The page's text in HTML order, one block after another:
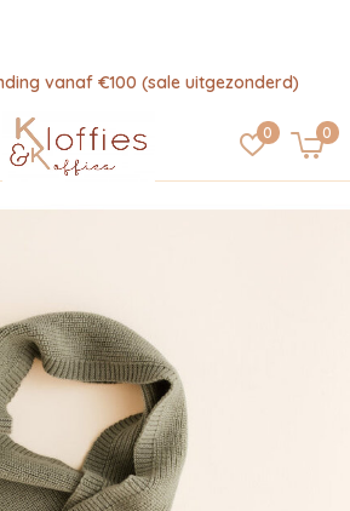
0 0
vanaf €100 (sale uitgezonderd)